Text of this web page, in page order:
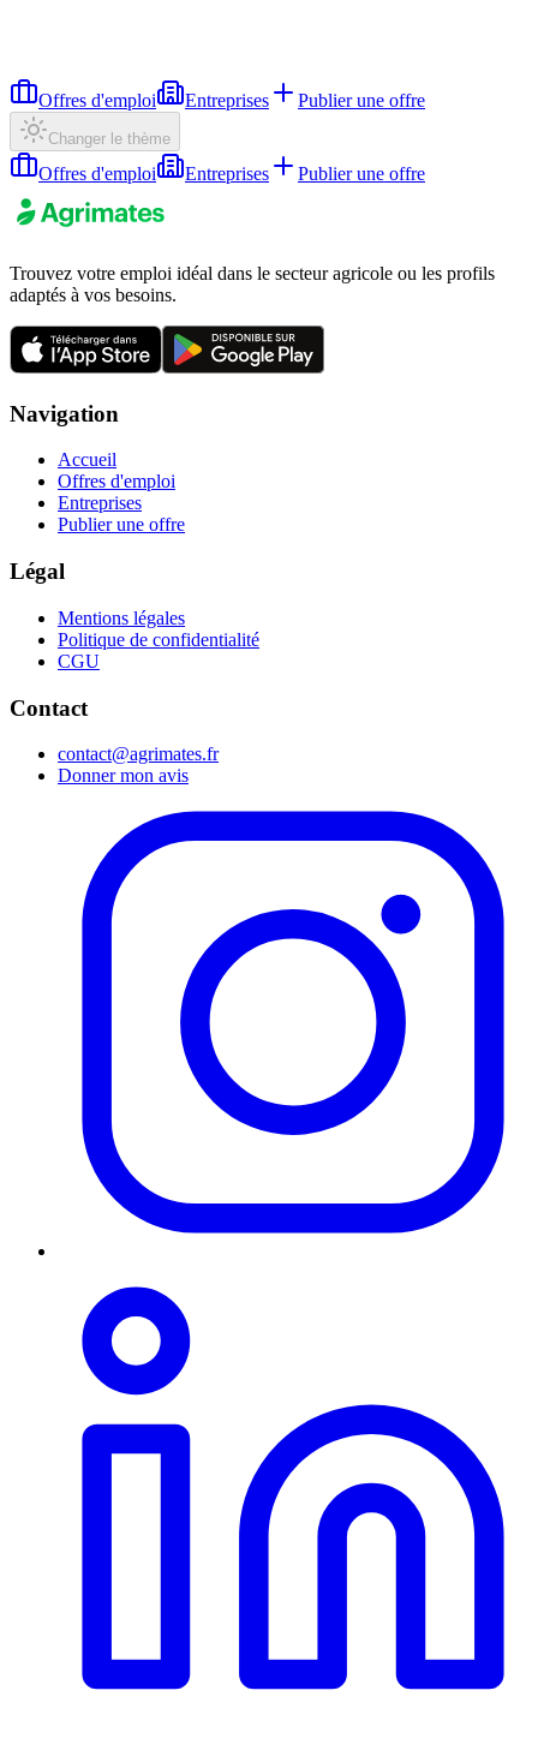
Offres d'emploi Entreprises Publier une offre
Changer le thème
Offres d'emploi Entreprises Publier une offre
Trouvez votre emploi idéal dans le secteur agricole ou les profils
adaptés à vos besoins.
Navigation
Accueil
Offres d'emploi
Entreprises
Publier une offre
Légal
Mentions légales
Politique de confidentialité
CGU
Contact
contact@agrimates.fr
Donner mon avis